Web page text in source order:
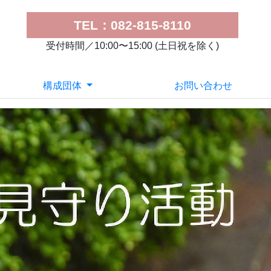
TEL：082-815-8110
受付時間／10:00〜15:00 (土日祝を除く)
構成団体 お問い合わせ